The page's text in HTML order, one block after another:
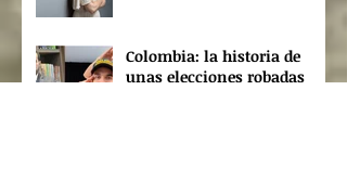
Colombia: la historia de
unas elecciones robadas